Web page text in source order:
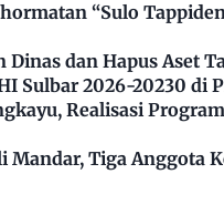
“Sulo
Dinas dan Hapus Aset
Sulbar 2026-20230 di
Realisasi
Tiga Anggota